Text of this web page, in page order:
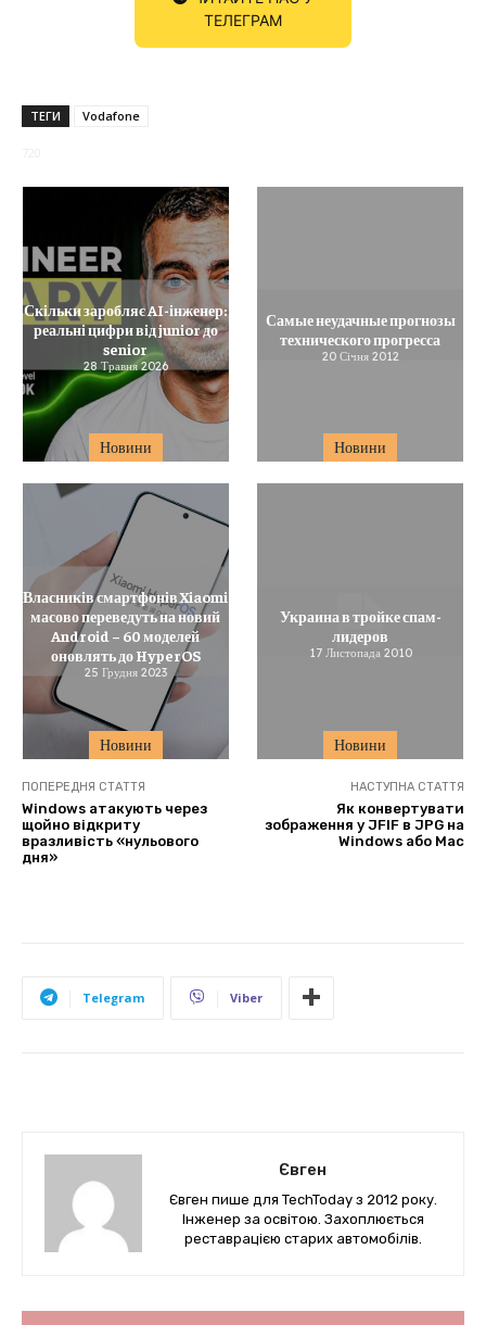
ТЕЛЕГРАМ
ТЕГИ Vodafone
Новини
Скільки заробляє AI-інженер:
реальні цифри від junior до
senior
28 Травня 2026
Новини
Самые неудачные прогнозы
технического прогресса
20 Січня 2012
Новини
Власників смартфонів Xiaomi
масово переведуть на новий
Android – 60 моделей
оновлять до HyperOS
25 Грудня 2023
Новини
Украина в тройке спам-
лидеров
17 Листопада 2010
ПОПЕРЕДНЯ СТАТТЯ
Windows атакують через
щойно відкриту
вразливість «нульового
дня»
НАСТУПНА СТАТТЯ
Як конвертувати
зображення у JFIF в JPG на
Windows або Mac
Telegram Viber
Євген
Євген пише для TechToday з 2012 року.
Інженер за освітою. Захоплюється
реставрацією старих автомобілів.